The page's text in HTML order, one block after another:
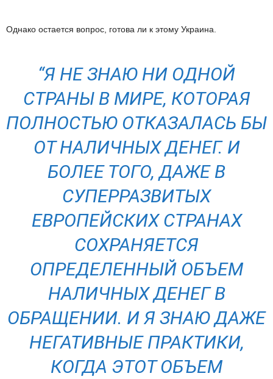
Однако остается вопрос, готова ли к этому Украина.
“Я НЕ ЗНАЮ НИ ОДНОЙ
СТРАНЫ В МИРЕ, КОТОРАЯ
ПОЛНОСТЬЮ ОТКАЗАЛАСЬ БЫ
ОТ НАЛИЧНЫХ ДЕНЕГ. И
БОЛЕЕ ТОГО, ДАЖЕ В
СУПЕРРАЗВИТЫХ
ЕВРОПЕЙСКИХ СТРАНАХ
СОХРАНЯЕТСЯ
ОПРЕДЕЛЕННЫЙ ОБЪЕМ
НАЛИЧНЫХ ДЕНЕГ В
ОБРАЩЕНИИ. И Я ЗНАЮ ДАЖЕ
НЕГАТИВНЫЕ ПРАКТИКИ,
КОГДА ЭТОТ ОБЪЕМ